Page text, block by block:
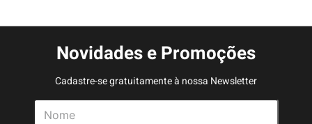
Novidades e Promoções
Cadastre-se gratuitamente à nossa Newsletter